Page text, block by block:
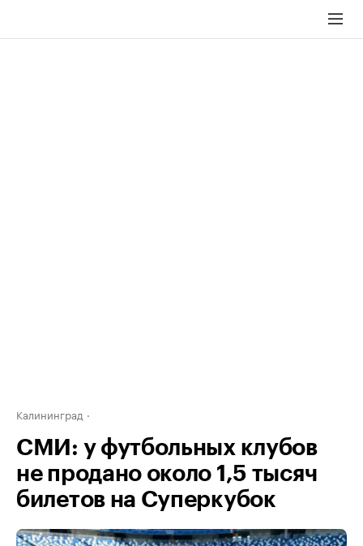
Калининград
СМИ: у футбольных клубов
не продано около 1,5 тысяч
билетов на Суперкубок